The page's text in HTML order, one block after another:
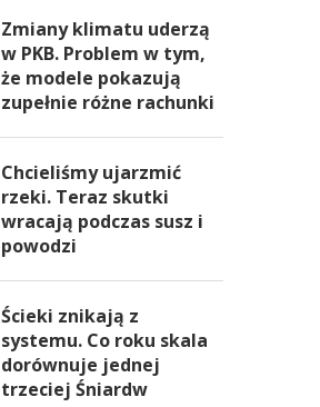
Zmiany klimatu uderzą
w PKB. Problem w tym,
że modele pokazują
zupełnie różne rachunki
Chcieliśmy ujarzmić
rzeki. Teraz skutki
wracają podczas susz i
powodzi
Ścieki znikają z
systemu. Co roku skala
dorównuje jednej
trzeciej Śniardw